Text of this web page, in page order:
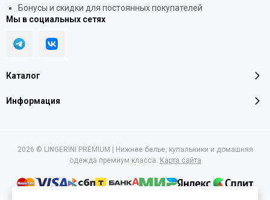
Каталог
Информация
Бонусы и скидки для постоянных покупателей
Мы в социальных сетях
2026 © LINGERINI PREMIUM | Нижнее белье, купальники и домашняя
одежда премиум класса. Карта сайта